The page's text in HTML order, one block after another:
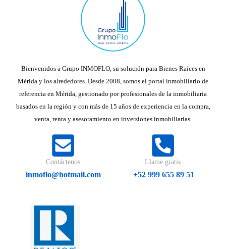
Bienvenidos a Grupo INMOFLO, su solución para Bienes Raíces en
Mérida y los alrededores. Desde 2008, somos el portal inmobiliario de
referencia en Mérida, gestionado por profesionales de la inmobiliaria
basados en la región y con más de 15 años de experiencia en la compra,
venta, renta y asesoramiento en inversiones inmobiliarias.
Contáctenos
inmoflo@hotmail.com
Llame gratis
+52 999 655 89 51